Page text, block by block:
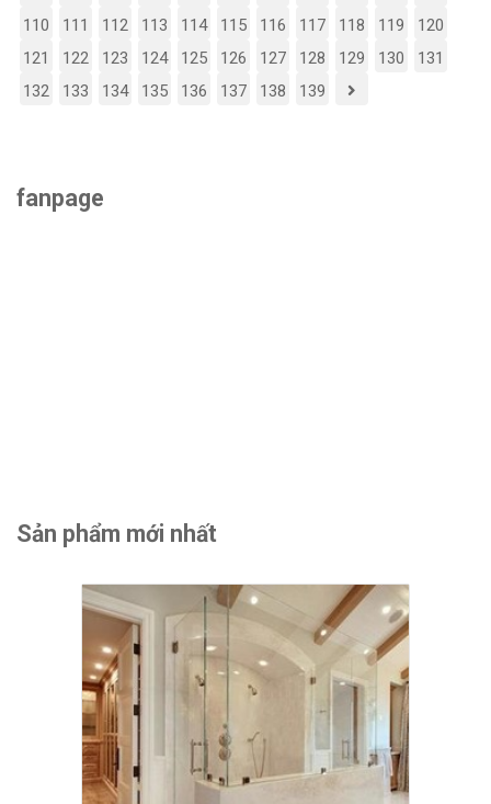
110
111 112 113 114 115 116 117 118 119
120
121
122 123 124 125 126 127 128 129 130
131
132
133 134 135 136 137 138 139
fanpage
Sản phẩm mới nhất